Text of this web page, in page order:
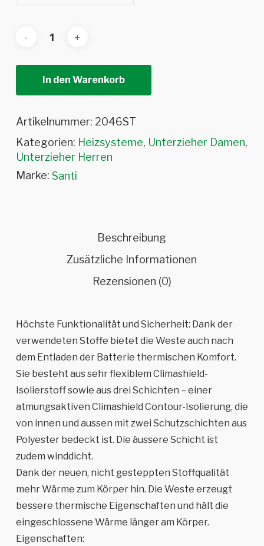
In den Warenkorb
Artikelnummer: 2046ST
Kategorien: Heizsysteme, Unterzieher Damen,
Unterzieher Herren
Marke: Santi
Beschreibung
Zusätzliche Informationen
Rezensionen (0)
Höchste Funktionalität und Sicherheit: Dank der
verwendeten Stoffe bietet die Weste auch nach
dem Entladen der Batterie thermischen Komfort.
Sie besteht aus sehr flexiblem Climashield-
Isolierstoff sowie aus drei Schichten – einer
atmungsaktiven Climashield Contour-Isolierung, die
von innen und aussen mit zwei Schutzschichten aus
Polyester bedeckt ist. Die äussere Schicht ist
zudem winddicht.
Dank der neuen, nicht gesteppten Stoffqualität
mehr Wärme zum Körper hin. Die Weste erzeugt
bessere thermische Eigenschaften und hält die
eingeschlossene Wärme länger am Körper.
Eigenschaften: